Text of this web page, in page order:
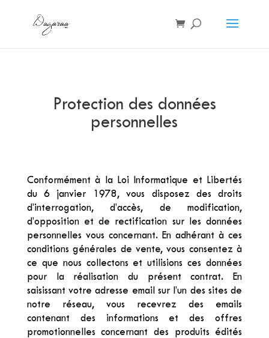
Protection des données
personnelles
Conformément à la Loi Informatique et Libertés
du 6 janvier 1978, vous disposez des droits
d’interrogation, d’accès, de modification,
d’opposition et de rectification sur les données
personnelles vous concernant. En adhérant à ces
conditions générales de vente, vous consentez à
ce que nous collectons et utilisions ces données
pour la réalisation du présent contrat. En
saisissant votre adresse email sur l’un des sites de
notre réseau, vous recevrez des emails
contenant des informations et des offres
promotionnelles concernant des produits édités